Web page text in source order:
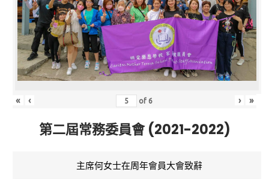
« ‹ of 6 › »
第二屆常務委員會 (2021-2022)
主席何女士在周年會員大會致辭